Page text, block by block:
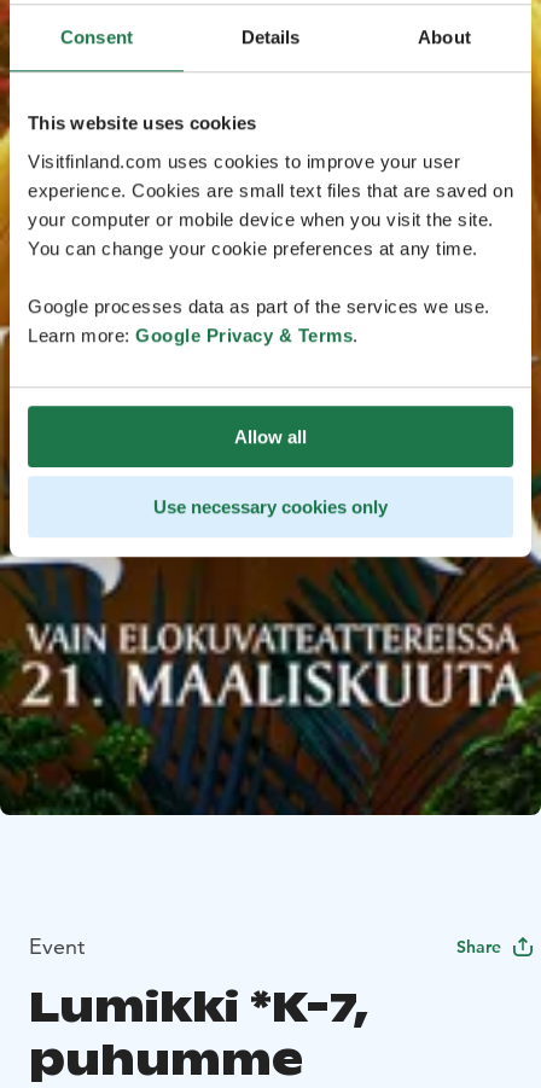
Consent Details About
This website uses cookies
Visitfinland.com uses cookies to improve your user
experience. Cookies are small text files that are saved on
your computer or mobile device when you visit the site.
You can change your cookie preferences at any time.
Google processes data as part of the services we use.
Learn more: Google Privacy & Terms.
Allow all
Use necessary cookies only
Event Share
Lumikki *K-7,
puhumme